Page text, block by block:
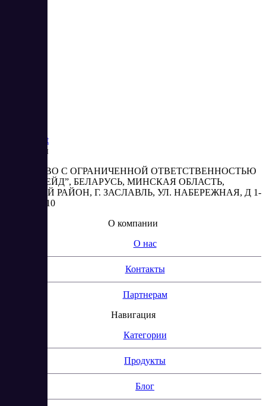
Market
Реквизиты
ОБЩЕСТВО С ОГРАНИЧЕННОЙ ОТВЕТСТВЕННОСТЬЮ
“АБЕСТРЕЙД”, БЕЛАРУСЬ, МИНСКАЯ ОБЛАСТЬ,
МИНСКИЙ РАЙОН, Г. ЗАСЛАВЛЬ, УЛ. НАБЕРЕЖНАЯ, Д 1-
2, КОМ. 310
О компании
О нас
Контакты
Партнерам
Навигация
Категории
Продукты
Блог